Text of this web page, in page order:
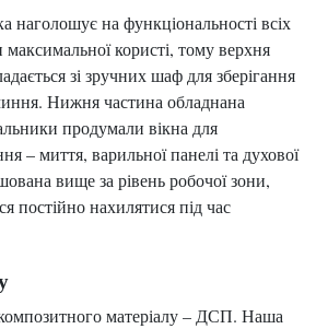
наголошує на функціональності всіх
користі, тому верхня
зі зручних шаф для зберігання
Нижня частина обладнана
продумали вікна для
– миття, варильної панелі та духової
вище за рівень робочої зони,
постійно нахилятися під час
матеріалу – ДСП. Наша